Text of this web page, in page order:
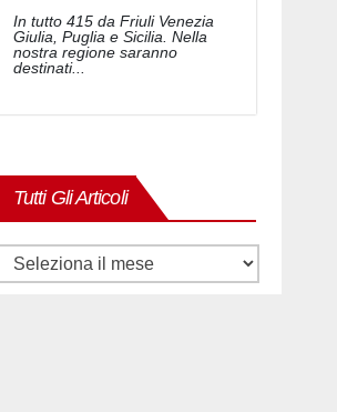
In tutto 415 da Friuli Venezia
Giulia, Puglia e Sicilia. Nella
nostra regione saranno
destinati...
Tutti Gli Articoli
Tutti